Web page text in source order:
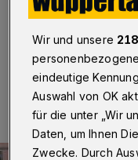
Plateniusstraße 35
19.09.2024 , 10:00
Wir und unsere 218
eindeutige
Auswahl von OK
für die unter „Wir
Daten, um Ihnen
Zwecke. Durch